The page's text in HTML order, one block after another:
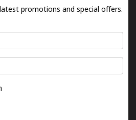
promotions and special offers.